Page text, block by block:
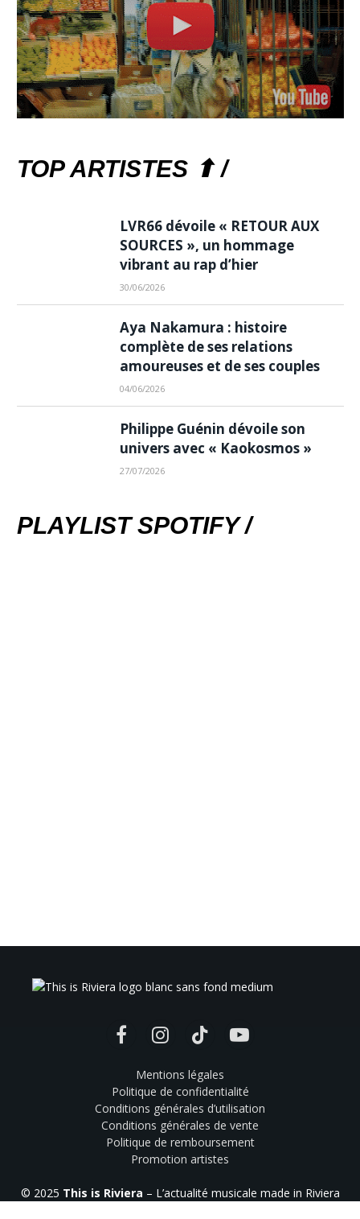
TOP ARTISTES ⬆ /
LVR66 dévoile « RETOUR AUX
SOURCES », un hommage
vibrant au rap d’hier
30/06/2026
Aya Nakamura : histoire
complète de ses relations
amoureuses et de ses couples
04/06/2026
Philippe Guénin dévoile son
univers avec « Kaokosmos »
27/07/2026
PLAYLIST SPOTIFY /
FacebookInstagramTikTok YouTube
Mentions légales
Politique de confidentialité
Conditions générales d’utilisation
Conditions générales de vente
Politique de remboursement
Promotion artistes
© 2025 This is Riviera – L’actualité musicale made in Riviera